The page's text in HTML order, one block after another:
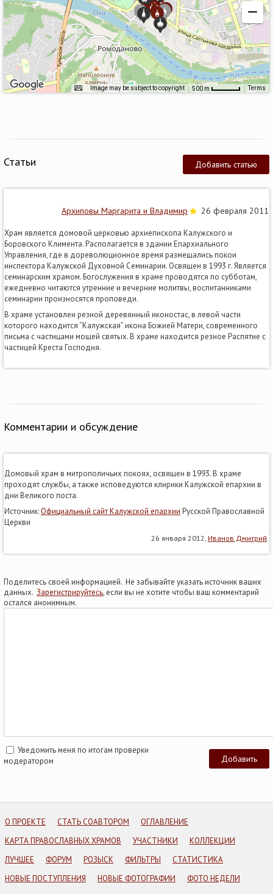
Image may be subject to copyright 500 m Terms
Добавить статью
Статьи
Архиповы Маргарита и Владимир 26 февраля 2011
Храм является домовой церковью архиепископа Калужского и
Боровского Климента. Располагается в здании Епархиального
Управления, где в дореволюционное время размещались покои
инспектора Калужской Духовной Семинарии. Освящен в 1993 г. Является
семинарским храмом. Богослужения в храме проводятся по субботам,
ежедневно читаются утренние и вечерние молитвы, воспитанниками
семинарии произносятся проповеди.
В храме установлен резной деревянный иконостас, в левой части
которого находится “Калужская” икона Божией Матери, современного
письма с частицами мощей святых. В храме находится резное Распятие с
частицей Креста Господня.
Комментарии и обсуждение
Домовый храм в митрополичьих покоях, освящен в 1993. В храме
проходят службы, а также исповедуются клирики Калужской епархии в
дни Великого поста.
Источник:Официальный сайт Калужской епархии Русской Православной
Церкви
26 января 2012, Иванов Дмитрий
Поделитесь своей информацией. Не забывайте указать источник ваших
данных. Зарегистрируйтесь, если вы не хотите чтобы ваш комментарий
остался анонимным.
Уведомить меня по итогам проверки
модератором
О ПРОЕКТЕ СТАТЬ СОАВТОРОМ
ОГЛАВЛЕНИЕ
КАРТА ПРАВОСЛАВНЫХ ХРАМОВ
УЧАСТНИКИ
КОЛЛЕКЦИИ
ЛУЧШЕЕ
ФОРУМ РОЗЫСК ФИЛЬТРЫ
СТАТИСТИКА
НОВЫЕ ПОСТУПЛЕНИЯ
НОВЫЕ ФОТОГРАФИИ
ФОТО НЕДЕЛИ